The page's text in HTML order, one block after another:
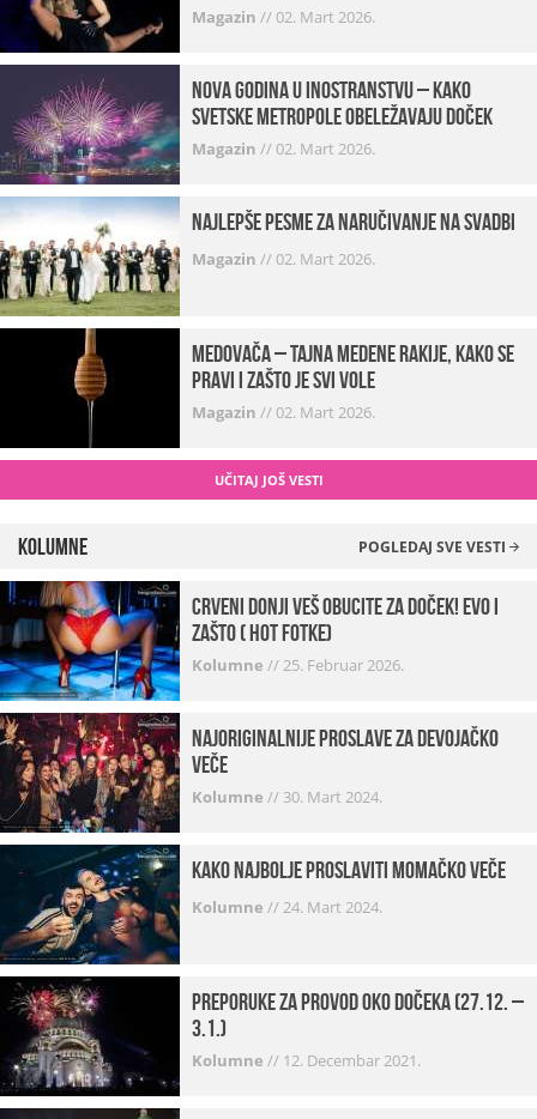
Magazin //02. Mart 2026.
Nova godina u inostranstvu – kako
svetske metropole obeležavaju doček
Magazin //02. Mart 2026.
Najlepše pesme za naručivanje na svadbi
Magazin //02. Mart 2026.
Medovača – tajna medene rakije, kako se
pravi i zašto je svi vole
Magazin //02. Mart 2026.
UČITAJ JOŠ VESTI
Kolumne POGLEDAJ SVE VESTI
Crveni donji veš obucite za doček! Evo i
zašto ( hot fotke)
Kolumne //25. Februar 2026.
Najoriginalnije proslave za devojačko
veče
Kolumne // 30. Mart 2024.
Kako najbolje proslaviti momačko veče
Kolumne //24. Mart 2024.
Preporuke za provod oko dočeka (27.12. –
3.1.)
Kolumne // 12. Decembar 2021.